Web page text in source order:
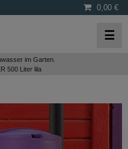
0,00 €
☰
im Garten.
500 Liter lila